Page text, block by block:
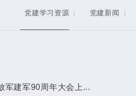
党建学习资源 | 党建新闻 |
军建军90周年大会上...